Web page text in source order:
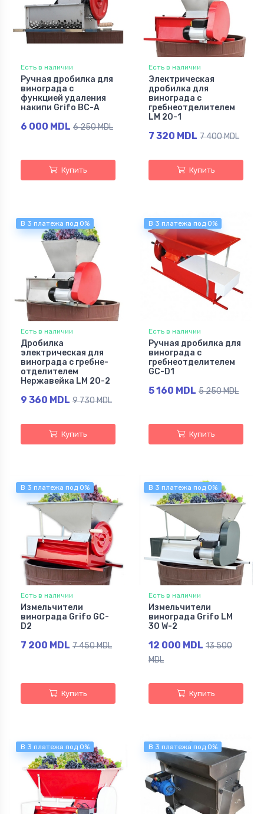
Есть в наличии
Ручная дробилка для
винограда с
функцией удаления
накипи Grifo BC-A
6 000 MDL 6 250 MDL
Купить
Есть в наличии
Электрическая
дробилка для
винограда с
гребнеотделителем
LM 20-1
7 320 MDL 7 400 MDL
Купить
В 3 платежа под 0%
Есть в наличии
Дробилка
электрическая для
винограда с гребне-
отделителем
Нержавейка LM 20-2
9 360 MDL 9 730 MDL
Купить
В 3 платежа под 0%
Есть в наличии
Ручная дробилка для
винограда с
гребнеотделителем
GC-D1
5 160 MDL 5 250 MDL
Купить
В 3 платежа под 0%
Есть в наличии
Измельчители
винограда Grifo GC-
D2
7 200 MDL 7 450 MDL
Купить
В 3 платежа под 0%
Есть в наличии
Измельчители
винограда Grifo LM
30 W-2
12 000 MDL 13 500
MDL
Купить
В 3 платежа под 0% В 3 платежа под 0%